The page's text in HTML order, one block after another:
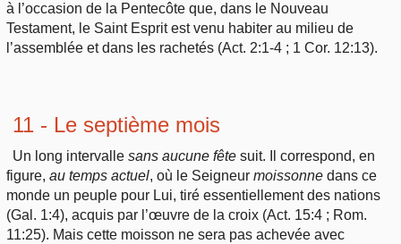
à l’occasion de la Pentecôte que, dans le Nouveau
Testament, le Saint Esprit est venu habiter au milieu de
l’assemblée et dans les rachetés (Act. 2:1-4 ; 1 Cor. 12:13).
11 - Le septième mois
Un long intervallesans aucune fête suit. Il correspond, en
figure, au temps actuel, où le Seigneur moissonne dans ce
monde un peuple pour Lui, tiré essentiellement des nations
(Gal. 1:4), acquis par l’œuvre de la croix (Act. 15:4 ; Rom.
11:25). Mais cette moisson ne sera pas achevée avec